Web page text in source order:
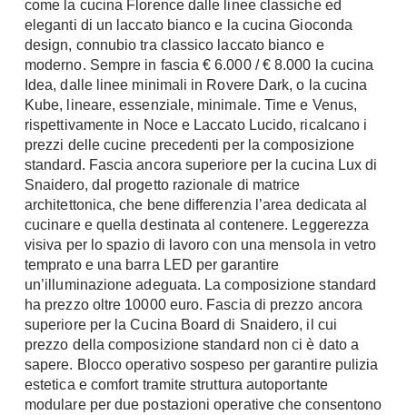
Materassi
Lattice
Memory Foam
Reti Letto
Cuscini
Consigli materassi
Bagno
Arredo Bagno
Sanitari
Cabine Doccia
Idromassaggio
Accessori Bagno
Rubinetteria
Vasche da Bagno
A Chiocciola
Scale Interni
Ringhiere
Rivestimenti
Ceramica
Cotto
Resina
Parquet
Gres
Laminato
Moquette
Carta da parati
Pavimenti esterni
Fai da Te
come la cucina Florence dalle linee classiche ed
eleganti di un laccato bianco e la cucina Gioconda
design, connubio tra classico laccato bianco e
moderno. Sempre in fascia € 6.000 / € 8.000 la cucina
Idea, dalle linee minimali in Rovere Dark, o la cucina
Kube, lineare, essenziale, minimale. Time e Venus,
rispettivamente in Noce e Laccato Lucido, ricalcano i
prezzi delle cucine precedenti per la composizione
standard. Fascia ancora superiore per la cucina Lux di
Snaidero, dal progetto razionale di matrice
architettonica, che bene differenzia l’area dedicata al
cucinare e quella destinata al contenere. Leggerezza
visiva per lo spazio di lavoro con una mensola in vetro
temprato e una barra LED per garantire
un’illuminazione adeguata. La composizione standard
ha prezzo oltre 10000 euro. Fascia di prezzo ancora
superiore per la Cucina Board di Snaidero, il cui
prezzo della composizione standard non ci è dato a
sapere. Blocco operativo sospeso per garantire pulizia
estetica e comfort tramite struttura autoportante
modulare per due postazioni operative che consentono